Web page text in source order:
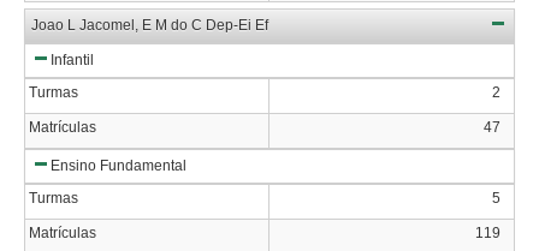
Joao L Jacomel, E M do C Dep-Ei Ef
Infantil
Turmas
2
Matrículas 47
Ensino Fundamental
Turmas
5
Matrículas 119